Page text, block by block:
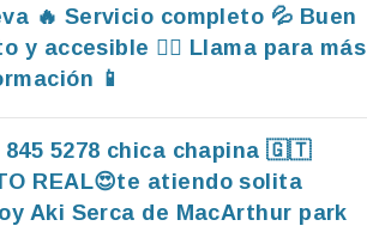
🔥 Servicio completo 💦 Buen
y accesible ❤️‍🔥 Llama para más
📱
845 5278 chica chapina 🇬🇹
REAL😍te atiendo solita
Aki Serca de MacArthur park